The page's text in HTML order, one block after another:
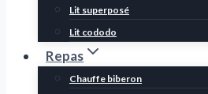
Lit superposé
Lit cododo
Repas
Chauffe biberon